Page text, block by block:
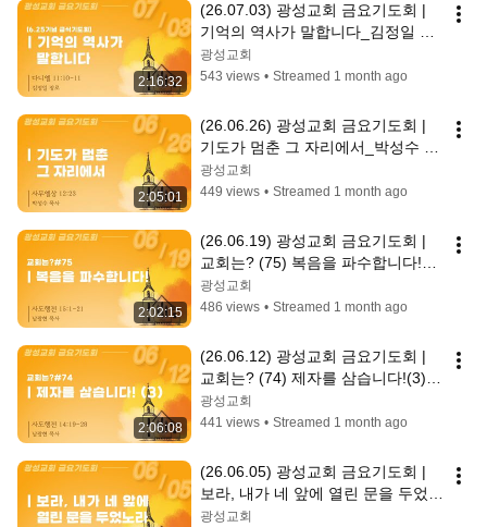
2:16:32
(26.07.03) 광성교회 금요기도회 |
기억의 역사가 말합니다_김정일 장
로
광성교회
543 views • Streamed 1 month ago
2:05:01
(26.06.26) 광성교회 금요기도회 |
기도가 멈춘 그 자리에서_박성수 목
사
광성교회
449 views • Streamed 1 month ago
2:02:15
(26.06.19) 광성교회 금요기도회 |
교회는? (75) 복음을 파수합니다!_
남광현 목사
광성교회
486 views • Streamed 1 month ago
2:06:08
(26.06.12) 광성교회 금요기도회 |
교회는? (74) 제자를 삼습니다!(3)_
남광현 목사
광성교회
441 views • Streamed 1 month ago
(26.06.05) 광성교회 금요기도회 |
보라, 내가 네 앞에 열린 문을 두었노
라_외 메 목사 (前독일상임교회참사
광성교회